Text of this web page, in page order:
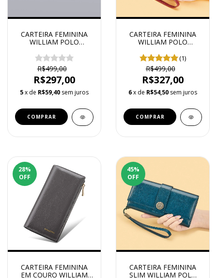
CARTEIRA FEMININA
WILLIAM POLO
ZÍPER
R$499,00
R$297,00
5x de R$59,40 sem juros
COMPRAR
CARTEIRA FEMININA
WILLIAM POLO
BEAUTY (1)
R$499,00
R$327,00
6x de R$54,50 sem juros
COMPRAR
28%
OFF
CARTEIRA FEMININA
EM COURO WILLIAM
45%
OFF
CARTEIRA FEMININA
SLIM WILLIAM POLO